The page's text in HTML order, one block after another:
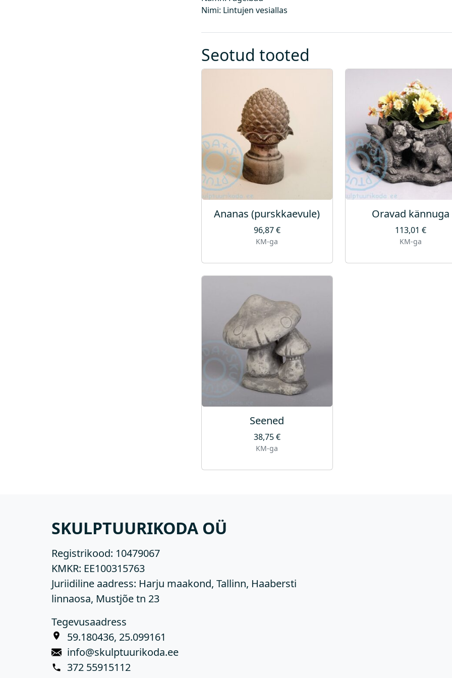
Nimi: Lintujen vesiallas
Seotud tooted
Ananas (purskkaevule)
96,87€
KM-ga
Oravad kännuga
113,01€
KM-ga
Seened
38,75€
KM-ga
SKULPTUURIKODA OÜ
Registrikood: 10479067
KMKR: EE100315763
Juriidiline aadress: Harju maakond, Tallinn, Haabersti
linnaosa, Mustjõe tn 23
Tegevusaadress
59.180436, 25.099161
info@skulptuurikoda.ee
372 55915112